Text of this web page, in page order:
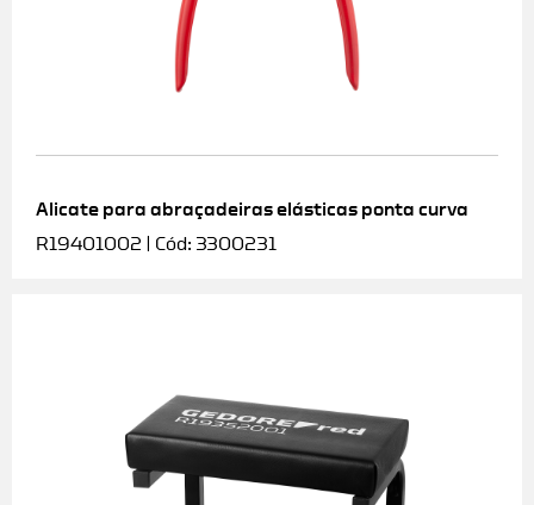
Alicate para abraçadeiras elásticas ponta curva
R19401002 | Cód: 3300231